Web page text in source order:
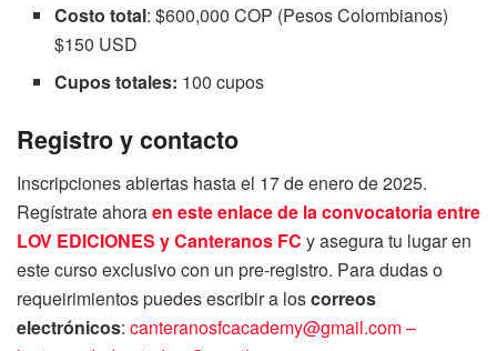
Costo total: $600,000 COP (Pesos Colombianos)
$150 USD
Cupos totales: 100 cupos
Registro y contacto
Inscripciones abiertas hasta el 17 de enero de 2025.
Regístrate ahoraen este enlace de la convocatoria entre
LOV EDICIONES y Canteranos FC y asegura tu lugar en
este curso exclusivo con un pre-registro. Para dudas o
requeirimientos puedes escribir a loscorreos
electrónicos: canteranosfcacademy@gmail.com –